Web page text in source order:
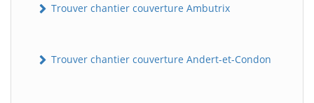
Trouver chantier couverture Ambutrix
Trouver chantier couverture Andert-et-Condon